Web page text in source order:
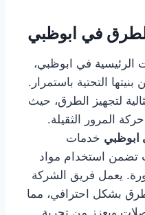
في ابوظبي
الرئيسية في ابوظبي،
التحتية باستمرار.
لتجهيز الطرق، حيث
المرور الثقيلة.
ابوظبي خدمات
استخدام مواد
يعمل فريق الشركة
بشكل احترافي، مما